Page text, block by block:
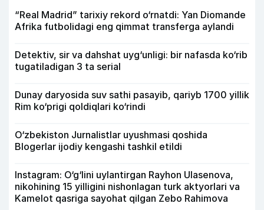
“Real Madrid” tarixiy rekord o‘rnatdi: Yan Diomande
Afrika futbolidagi eng qimmat transferga aylandi
Detektiv, sir va dahshat uyg‘unligi: bir nafasda ko‘rib
tugatiladigan 3 ta serial
Dunay daryosida suv sathi pasayib, qariyb 1700 yillik
Rim ko‘prigi qoldiqlari ko‘rindi
O‘zbekiston Jurnalistlar uyushmasi qoshida
Blogerlar ijodiy kengashi tashkil etildi
Instagram: O‘g‘lini uylantirgan Rayhon Ulasenova,
nikohining 15 yilligini nishonlagan turk aktyorlari va
Kamelot qasriga sayohat qilgan Zebo Rahimova